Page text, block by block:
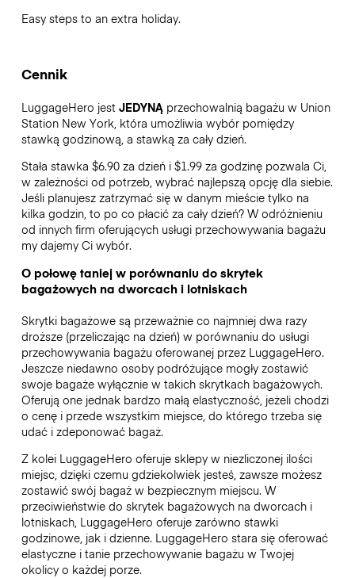
Easy steps to an extra holiday.
Cennik
LuggageHero jest JEDYNĄprzechowalnią bagażu w Union
Station New York, która umożliwia wybór pomiędzy
stawką godzinową, a stawką za cały dzień.
Stała stawka $6.90 za dzień i $1.99 za godzinę pozwala Ci,
w zależności od potrzeb, wybrać najlepszą opcję dla siebie.
Jeśli planujesz zatrzymać się w danym mieście tylko na
kilka godzin, to po co płacić za cały dzień? W odróżnieniu
od innych firm oferujących usługi przechowywania bagażu
my dajemy Ci wybór.
O połowę taniej w porównaniu do skrytek
bagażowych na dworcach i lotniskach
Skrytki bagażowe są przeważnie co najmniej dwa razy
droższe (przeliczając na dzień) w porównaniu do usługi
przechowywania bagażu oferowanej przez LuggageHero.
Jeszcze niedawno osoby podróżujące mogły zostawić
swoje bagaże wyłącznie w takich skrytkach bagażowych.
Oferują one jednak bardzo małą elastyczność, jeżeli chodzi
o cenę i przede wszystkim miejsce, do którego trzeba się
udać i zdeponować bagaż.
Z kolei LuggageHero oferuje sklepy w niezliczonej ilości
miejsc, dzięki czemu gdziekolwiek jesteś, zawsze możesz
zostawić swój bagaż w bezpiecznym miejscu. W
przeciwieństwie do skrytek bagażowych na dworcach i
lotniskach, LuggageHero oferuje zarówno stawki
godzinowe, jak i dzienne. LuggageHero stara się oferować
elastyczne i tanie przechowywanie bagażu w Twojej
okolicy o każdej porze.